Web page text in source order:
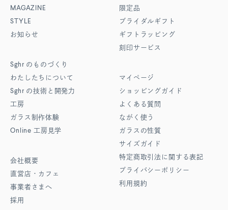
MAGAZINE
STYLE
お知らせ
Sghr のものづくり
わたしたちについて
Sghr の技術と開発力
工房
ガラス制作体験
Online 工房見学
会社概要
直営店・カフェ
事業者さまへ
採用
限定品
ブライダルギフト
ギフトラッピング
刻印サービス
マイページ
ショッピングガイド
よくある質問
ながく使う
ガラスの性質
サイズガイド
特定商取引法に関する表記
プライバシーポリシー
利用規約